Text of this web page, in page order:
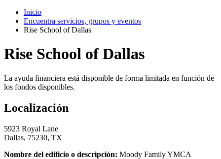
Inicio
Encuentra servicios, grupos y eventos
Rise School of Dallas
Rise School of Dallas
La ayuda financiera está disponible de forma limitada en función de
los fondos disponibles.
Localización
5923 Royal Lane
Dallas, 75230, TX
Nombre del edificio o descripción: Moody Family YMCA